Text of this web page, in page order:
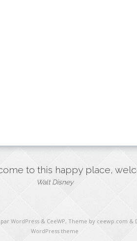
to this happy place,
Walt Disney
WordPress & CeeWP, Theme by ceewp.com &
WordPress theme